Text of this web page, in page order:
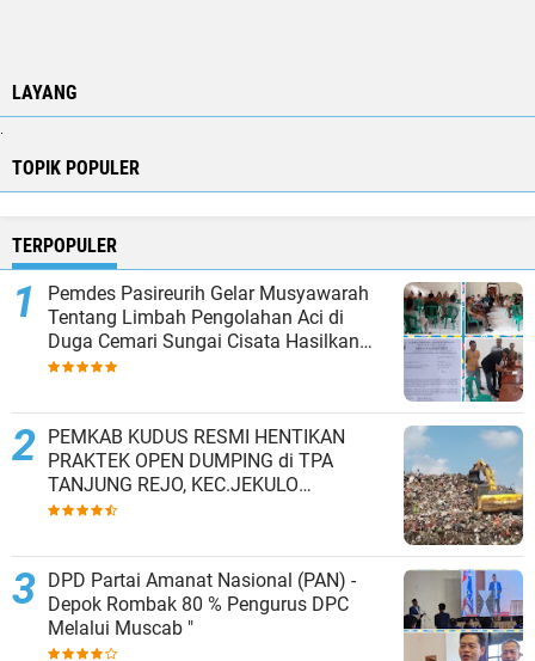
LAYANG
TOPIK POPULER
TERPOPULER
Pemdes Pasireurih Gelar Musyawarah
Tentang Limbah Pengolahan Aci di
Duga Cemari Sungai Cisata Hasilkan
Kesepakatan Tutup Sementara
PEMKAB KUDUS RESMI HENTIKAN
PRAKTEK OPEN DUMPING di TPA
TANJUNG REJO, KEC.JEKULO
KAB.KUDUS,BERLAKUKAN SISTEM
DPD Partai Amanat Nasional (PAN) -
Depok Rombak 80 % Pengurus DPC
Melalui Muscab "